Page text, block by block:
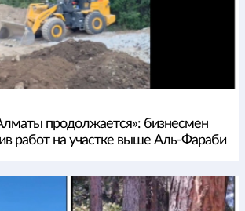
продолжается»: бизнесмен
работ на участке выше Аль-Фараби